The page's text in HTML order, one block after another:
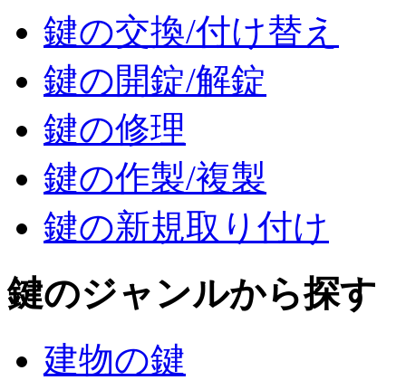
鍵の交換/付け替え
鍵の開錠/解錠
鍵の修理
鍵の作製/複製
鍵の新規取り付け
鍵のジャンルから探す
建物の鍵